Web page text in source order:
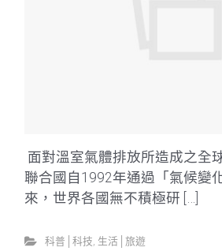
面對溫室氣體排放所造成之全
聯合國自1992年通過「氣候變
來，世界各國無不積極研 […]
科普│科技 生活│旅遊